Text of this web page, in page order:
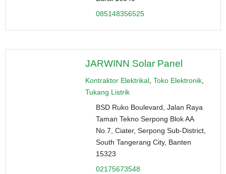
085148356525
JARWINN Solar Panel
Kontraktor Elektrikal, Toko Elektronik,
Tukang Listrik
BSD Ruko Boulevard, Jalan Raya
Taman Tekno Serpong Blok AA
No.7, Ciater, Serpong Sub-District,
South Tangerang City, Banten
15323
02175673548